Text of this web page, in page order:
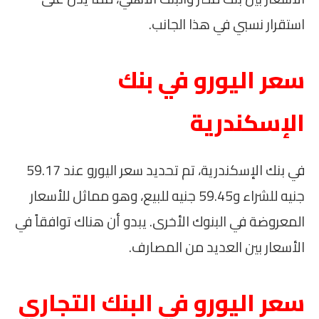
استقرار نسبي في هذا الجانب.
سعر اليورو في بنك
الإسكندرية
في بنك الإسكندرية، تم تحديد سعر اليورو عند 59.17
جنيه للشراء و59.45 جنيه للبيع، وهو مماثل للأسعار
المعروضة في البنوك الأخرى. يبدو أن هناك توافقاً في
الأسعار بين العديد من المصارف.
سعر اليورو في البنك التجاري